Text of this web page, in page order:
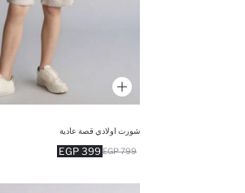
شورت اولادي قصة عادية
399 EGP 799 EGP